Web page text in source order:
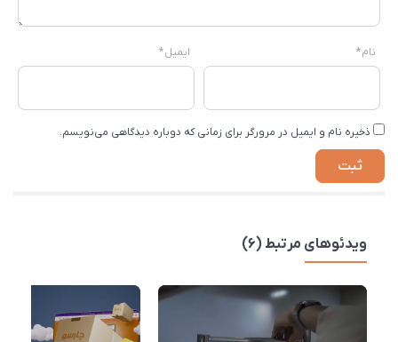
نام* ایمیل*
ذخیره نام و ایمیل در مرورگر برای زمانی که دوباره دیدگاهی می‌نویسم.
ویدئوهای مرتبط (6)